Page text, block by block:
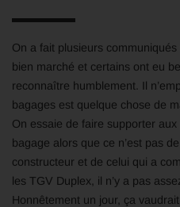
On a fait plusieurs
bien marché et certains ont eu
reconnaître humblement. Il
bagages est quelque chose de
On essaie de faire supporter
bagage alors que ce n’est pas
constructeur et de celui qui a
les TGV Duplex, il n’y a pas
Honnêtement un jour, ça